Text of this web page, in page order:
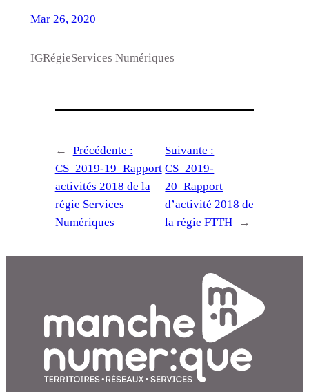
Mar 26, 2020
IGRégieServices Numériques
←
Précédente :
CS_2019-19_Rapport
activités 2018 de la
régie Services
Numériques
Suivante :
CS_2019-
20_Rapport
d’activité 2018 de
la régie FTTH
→